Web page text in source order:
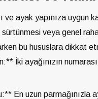
ve ayak yapınıza uygun
veya genel
bu hususlara dikkat
İki ayağınızın
En uzun parmağınızla